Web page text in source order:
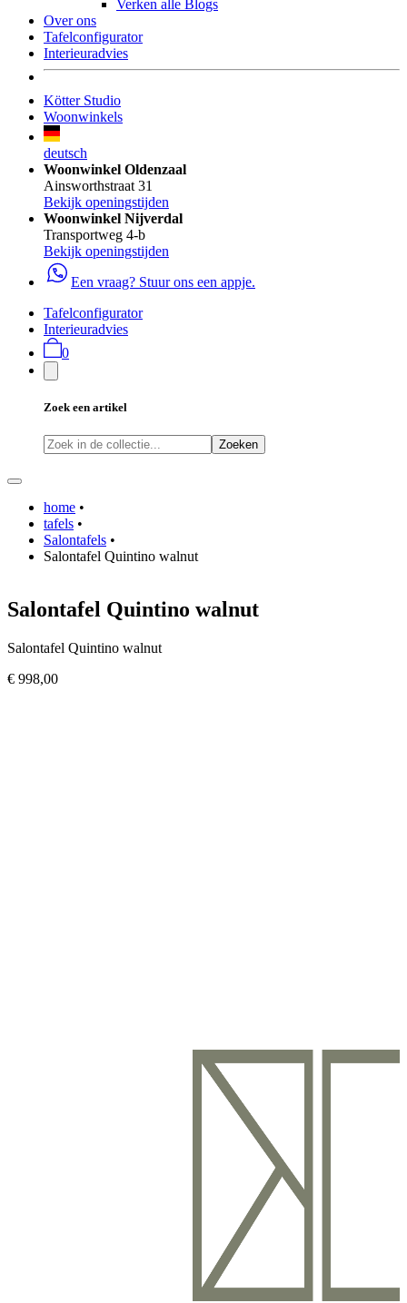
Verken alle Blogs
Over ons
Tafelconfigurator
Interieuradvies
Kötter Studio
Woonwinkels
deutsch
Woonwinkel Oldenzaal
Ainsworthstraat 31
Bekijk openingstijden
Woonwinkel Nijverdal
Transportweg 4-b
Bekijk openingstijden
Een vraag? Stuur ons een appje.
Tafelconfigurator
Interieuradvies
0
Zoek een artikel
Zoeken
home •
tafels •
Salontafels •
Salontafel Quintino walnut
Salontafel Quintino walnut
Salontafel Quintino walnut
€ 998,00